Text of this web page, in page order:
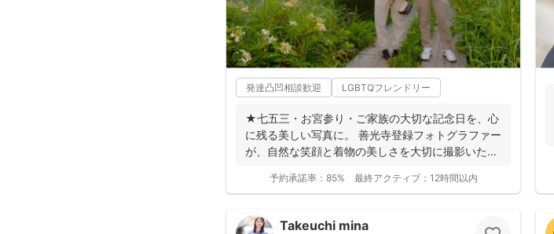
発達凸凹相談歓迎 LGBTQフレンドリー
★七五三・お宮参り・ご家族の大切な記念日を、心
に残る美しい写真に。 善光寺登録フォトグラファー
が、自然な笑顔と着物の美しさを大切に撮影いたし
予約承諾率： 85% 最終アクティブ： 12時間以内
Takeuchi mina